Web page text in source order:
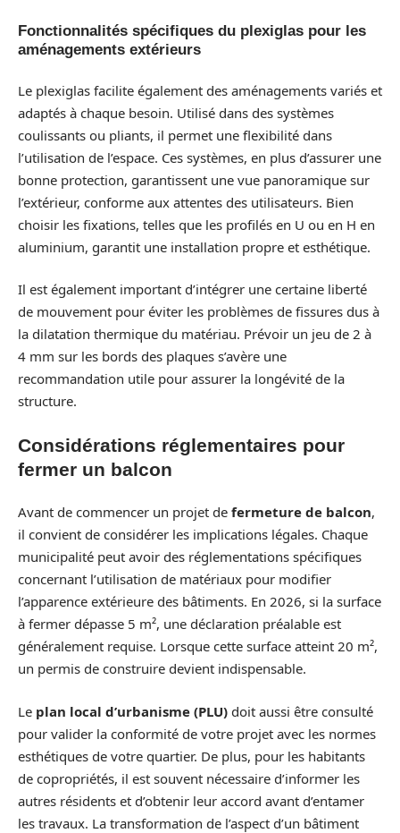
Fonctionnalités spécifiques du plexiglas pour les
aménagements extérieurs
Le plexiglas facilite également des aménagements variés et
adaptés à chaque besoin. Utilisé dans des systèmes
coulissants ou pliants, il permet une flexibilité dans
l’utilisation de l’espace. Ces systèmes, en plus d’assurer une
bonne protection, garantissent une vue panoramique sur
l’extérieur, conforme aux attentes des utilisateurs. Bien
choisir les fixations, telles que les profilés en U ou en H en
aluminium, garantit une installation propre et esthétique.
Il est également important d’intégrer une certaine liberté
de mouvement pour éviter les problèmes de fissures dus à
la dilatation thermique du matériau. Prévoir un jeu de 2 à
4 mm sur les bords des plaques s’avère une
recommandation utile pour assurer la longévité de la
structure.
Considérations réglementaires pour
fermer un balcon
Avant de commencer un projet de fermeture de balcon,
il convient de considérer les implications légales. Chaque
municipalité peut avoir des réglementations spécifiques
concernant l’utilisation de matériaux pour modifier
l’apparence extérieure des bâtiments. En 2026, si la surface
à fermer dépasse 5 m², une déclaration préalable est
généralement requise. Lorsque cette surface atteint 20 m²,
un permis de construire devient indispensable.
Le plan local d’urbanisme (PLU) doit aussi être consulté
pour valider la conformité de votre projet avec les normes
esthétiques de votre quartier. De plus, pour les habitants
de copropriétés, il est souvent nécessaire d’informer les
autres résidents et d’obtenir leur accord avant d’entamer
les travaux. La transformation de l’aspect d’un bâtiment